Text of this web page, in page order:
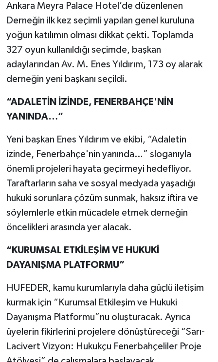
Ankara Meyra Palace Hotel’de düzenlenen
Derneğin ilk kez seçimli yapılan genel kuruluna
yoğun katılımın olması dikkat çekti. Toplamda
327 oyun kullanıldığı seçimde, başkan
adaylarından Av. M. Enes Yıldırım, 173 oy alarak
derneğin yeni başkanı seçildi.
“ADALETİN İZİNDE, FENERBAHÇE'NİN
YANINDA…”
Yeni başkan Enes Yıldırım ve ekibi, “Adaletin
izinde, Fenerbahçe'nin yanında…” sloganıyla
önemli projeleri hayata geçirmeyi hedefliyor.
Taraftarların saha ve sosyal medyada yaşadığı
hukuki sorunlara çözüm sunmak, haksız iftira ve
söylemlerle etkin mücadele etmek derneğin
öncelikleri arasında yer alacak.
“KURUMSAL ETKİLEŞİM VE HUKUKİ
DAYANIŞMA PLATFORMU”
HUFEDER, kamu kurumlarıyla daha güçlü iletişim
kurmak için “Kurumsal Etkileşim ve Hukuki
Dayanışma Platformu”nu oluşturacak. Ayrıca
üyelerin fikirlerini projelere dönüştüreceği “Sarı-
Lacivert Vizyon: Hukukçu Fenerbahçeliler Proje
Vasıta
Yaşam